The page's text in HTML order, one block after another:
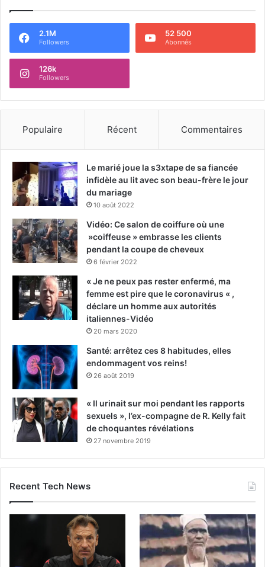
2.1M
Followers
52 500
Abonnés
126k
Followers
Populaire Récent Commentaires
Le marié joue la s3xtape de sa fiancée
infidèle au lit avec son beau-frère le jour
du mariage
10 août 2022
Vidéo: Ce salon de coiffure où une
»coiffeuse » embrasse les clients
pendant la coupe de cheveux
6 février 2022
« Je ne peux pas rester enfermé, ma
femme est pire que le coronavirus « ,
déclare un homme aux autorités
italiennes-Vidéo
20 mars 2020
Santé: arrêtez ces 8 habitudes, elles
endommagent vos reins!
26 août 2019
« Il urinait sur moi pendant les rapports
sexuels », l’ex-compagne de R. Kelly fait
de choquantes révélations
27 novembre 2019
Recent Tech News